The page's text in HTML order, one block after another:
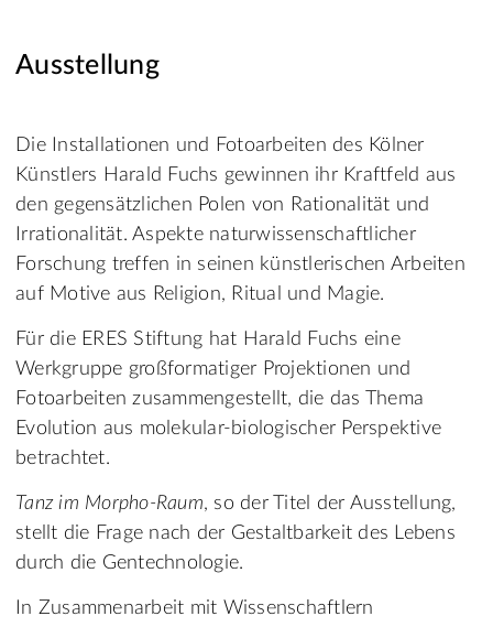
Ausstellung
Die Installationen und Fotoarbeiten des Kölner
Künstlers Harald Fuchs gewinnen ihr Kraftfeld aus
den gegensätzlichen Polen von Rationalität und
Irrationalität. Aspekte naturwissenschaftlicher
Forschung treffen in seinen künstlerischen Arbeiten
auf Motive aus Religion, Ritual und Magie.
Für die ERES Stiftung hat Harald Fuchs eine
Werkgruppe großformatiger Projektionen und
Fotoarbeiten zusammengestellt, die das Thema
Evolution aus molekular-biologischer Perspektive
betrachtet.
Tanz im Morpho-Raum, so der Titel der Ausstellung,
stellt die Frage nach der Gestaltbarkeit des Lebens
durch die Gentechnologie.
In Zusammenarbeit mit Wissenschaftlern